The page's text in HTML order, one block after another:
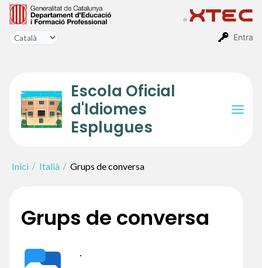
Entra
Vés
contingut
Escola Oficial
d'Idiomes
Esplugues
Inici Italià Grups de conversa
Grups de conversa
.